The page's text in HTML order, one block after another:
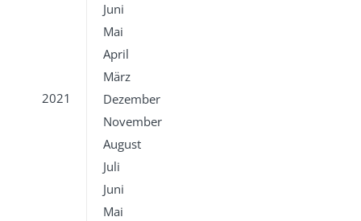
Juni
Mai
April
März
2021
Dezember
November
August
Juli
Juni
Mai